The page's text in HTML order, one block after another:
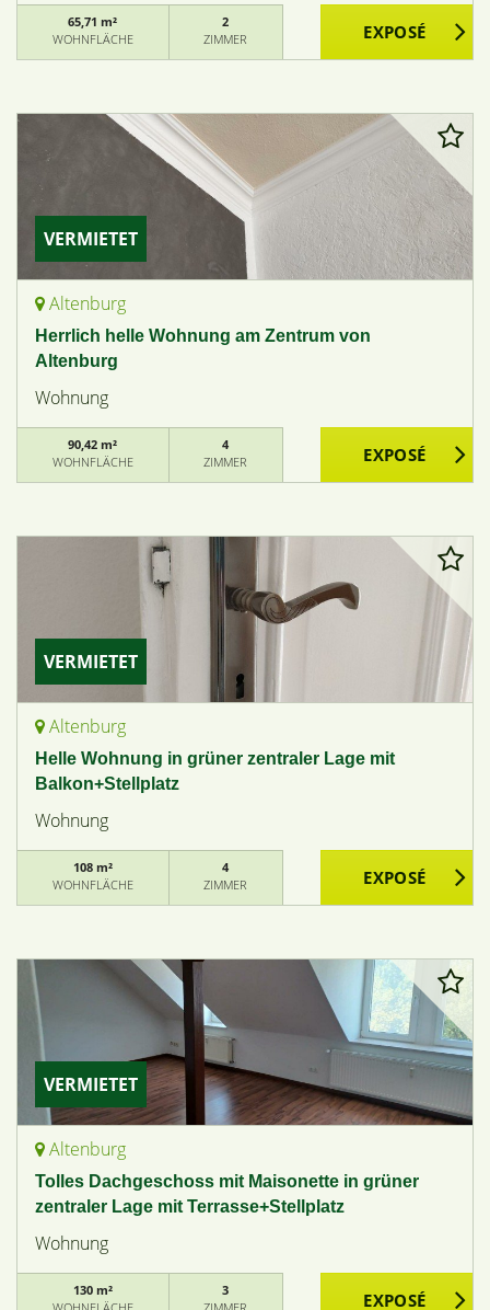
65,71 m²
WOHNFLÄCHE
2
ZIMMER
VERMIETET
Altenburg
Herrlich helle Wohnung am Zentrum von
Altenburg
Wohnung
90,42 m²
WOHNFLÄCHE
4
ZIMMER
VERMIETET
Altenburg
Helle Wohnung in grüner zentraler Lage mit
Balkon+Stellplatz
Wohnung
108 m²
WOHNFLÄCHE
4
ZIMMER
VERMIETET
Altenburg
Tolles Dachgeschoss mit Maisonette in grüner
zentraler Lage mit Terrasse+Stellplatz
Wohnung
130 m²
3